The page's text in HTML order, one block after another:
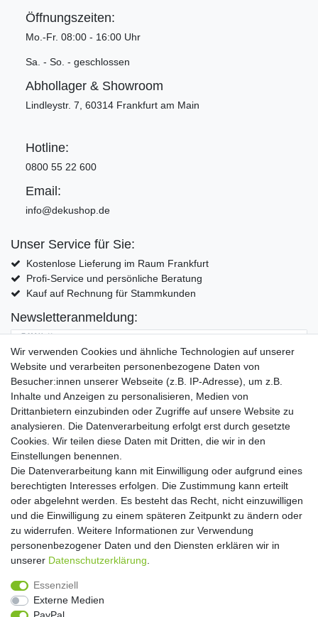
Öffnungszeiten:
Mo.-Fr. 08:00 - 16:00 Uhr
Sa. - So. - geschlossen
Abhollager & Showroom
Lindleystr. 7, 60314 Frankfurt am Main
Hotline:
0800 55 22 600
Email:
info@dekushop.de
Unser Service für Sie:
Kostenlose Lieferung im Raum Frankfurt
Profi-Service und persönliche Beratung
Kauf auf Rechnung für Stammkunden
Newsletteranmeldung:
E-MAIL **
Hiermit bestätige ich, dass ich die Daten­schutz­erklärung
Einwilligung kann ich jederzeit widerrufen.**
Abonnieren
** Hierbei handelt es sich um ein Pflichtfeld.
Widerrufs­recht Widerrufs­formular Impressum
Daten­schutz­erklärung AGB Kontakt
Wir verwenden Cookies und ähnliche Technologien auf unserer
Website und verarbeiten personenbezogene Daten von
Besucher:innen unserer Webseite (z.B. IP-Adresse), um z.B.
Inhalte und Anzeigen zu personalisieren, Medien von
Drittanbietern einzubinden oder Zugriffe auf unsere Website zu
analysieren. Die Datenverarbeitung erfolgt erst durch gesetzte
Cookies. Wir teilen diese Daten mit Dritten, die wir in den
Einstellungen benennen.
Die Datenverarbeitung kann mit Einwilligung oder aufgrund eines
berechtigten Interesses erfolgen. Die Zustimmung kann erteilt
oder abgelehnt werden. Es besteht das Recht, nicht einzuwilligen
und die Einwilligung zu einem späteren Zeitpunkt zu ändern oder
zu widerrufen. Weitere Informationen zur Verwendung
personenbezogener Daten und den Diensten erklären wir in
unserer Daten­schutz­erklärung
Essenziell
Externe Medien
Copyright 2016 | Dekushop.de | Alle Rechte vorbehalten. |
Angebote gelten nur für Industrie, Handel, Handwerk und